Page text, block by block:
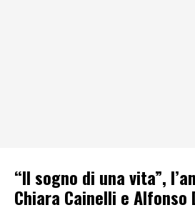
“Il sogno di una vita”,
Chiara Cainelli e Alfonso